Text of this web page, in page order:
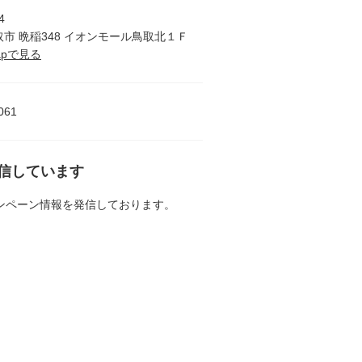
市 晩稲348 イオンモール鳥取北１Ｆ
で見る
しています
ーン情報を発信しております。